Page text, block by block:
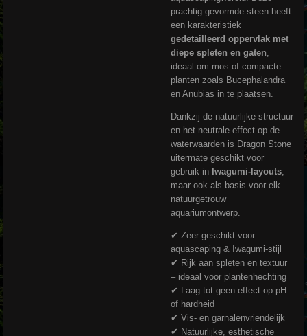
prachtig gevormde steen heeft
een karakteristiek
gedetailleerd oppervlak met
diepe spleten en gaten,
ideaal om mos of compacte
planten zoals Bucephalandra
en Anubias in te plaatsen.
Dankzij de natuurlijke structuur
en het neutrale effect op de
waterwaarden is Dragon Stone
uitermate geschikt voor
gebruik in Iwagumi-layouts,
maar ook als basis voor elk
natuurgetrouw
aquariumontwerp.
✔ Zeer geschikt voor
aquascaping & Iwagumi-stijl
✔ Rijk aan spleten en textuur
– ideaal voor plantenhechting
✔ Laag tot geen effect op pH
of hardheid
✔ Vis- en garnalenvriendelijk
✔ Natuurlijke, esthetische